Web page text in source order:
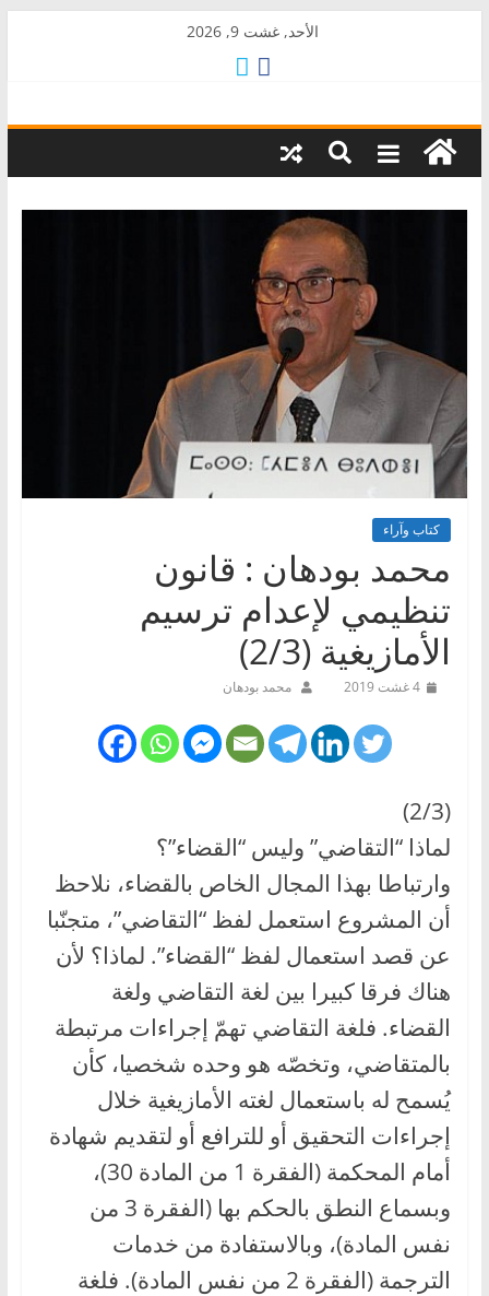
الأحد, غشت 9, 2026
AkalPress
منبر
كتاب وآراء
محمد بودهان : قانون
تنظيمي لإعدام ترسيم
الأمازيغية (2/3)
4 غشت 2019 محمد بودهان
(2/3)
لماذا “التقاضي” وليس “القضاء”؟
وارتباطا بهذا المجال الخاص بالقضاء، نلاحظ
أن المشروع استعمل لفظ “التقاضي”، متجنّبا
عن قصد استعمال لفظ “القضاء”. لماذا؟ لأن
هناك فرقا كبيرا بين لغة التقاضي ولغة
القضاء. فلغة التقاضي تهمّ إجراءات مرتبطة
بالمتقاضي، وتخصّه هو وحده شخصيا، كأن
يُسمح له باستعمال لغته الأمازيغية خلال
إجراءات التحقيق أو للترافع أو لتقديم شهادة
أمام المحكمة (الفقرة 1 من المادة 30)،
وبسماع النطق بالحكم بها (الفقرة 3 من
نفس المادة)، وبالاستفادة من خدمات
الترجمة (الفقرة 2 من نفس المادة). فلغة